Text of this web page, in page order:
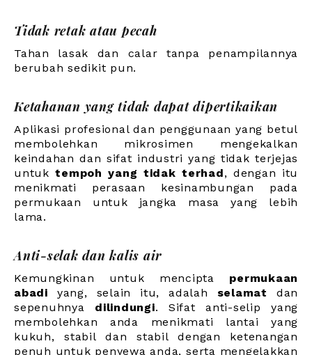
Tidak retak atau pecah
Tahan lasak dan calar tanpa penampilannya
berubah sedikit pun.
Ketahanan yang tidak dapat dipertikaikan
Aplikasi profesional dan penggunaan yang betul
membolehkan mikrosimen mengekalkan
keindahan dan sifat industri yang tidak terjejas
untuktempoh yang tidak terhad, dengan itu
menikmati perasaan kesinambungan pada
permukaan untuk jangka masa yang lebih
lama.
Anti-selak dan kalis air
Kemungkinan untuk mencipta permukaan
abadi yang, selain itu, adalah selamat dan
sepenuhnya dilindungi. Sifat anti-selip yang
membolehkan anda menikmati lantai yang
kukuh, stabil dan stabil dengan ketenangan
penuh untuk penyewa anda, serta mengelakkan